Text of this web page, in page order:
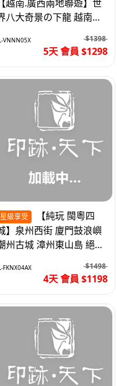
【越南.廣西兩地聯遊】世
八大奇景の下龍 越南首
5天
VNNN05X $1398
5天 會員 $1298
星級享受
】泉州西街 廈門鼓浪嶼
州古城 漳州東山島 絕無
FKNX04AX $1498
4天 會員 $1198